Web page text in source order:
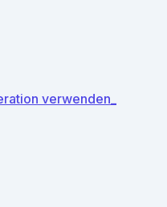
verwenden_